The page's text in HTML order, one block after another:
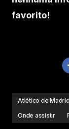
favorito!
Atlético de Madrid
Onde assistir